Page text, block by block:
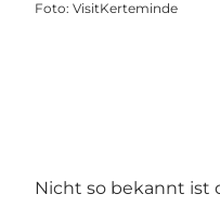
Foto: VisitKerteminde
Nicht so bekannt ist